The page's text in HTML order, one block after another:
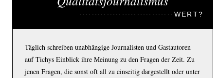
WERT?
Täglich schreiben unabhängige Journalisten und Gastautoren
auf Tichys Einblick ihre Meinung zu den Fragen der Zeit. Zu
jenen Fragen, die sonst oft all zu einseitig dargestellt oder unter